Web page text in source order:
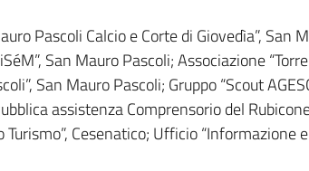
Pascoli Calcio e Corte di Giovedìa”,
San Mauro Pascoli; Associazione
San Mauro Pascoli; Gruppo “Scout
assistenza Comprensorio del
Cesenatico; Ufficio